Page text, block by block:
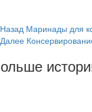
Post
Navigation
Назад Маринады для
Далее